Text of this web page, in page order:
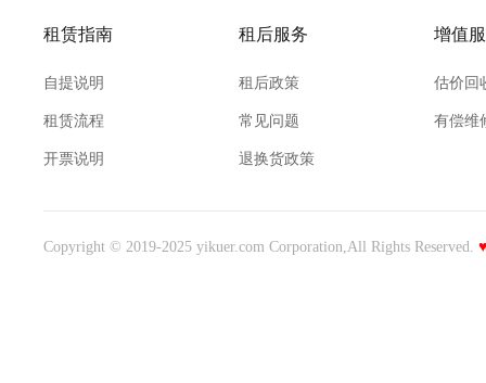
租赁指南
自提说明
租赁流程
开票说明
租后服务
租后政策
常见问题
退换货政策
增值
估价回
有偿维
Copyright © 2019-2025 yikuer.com Corporation,All Rights Reserved. ♥